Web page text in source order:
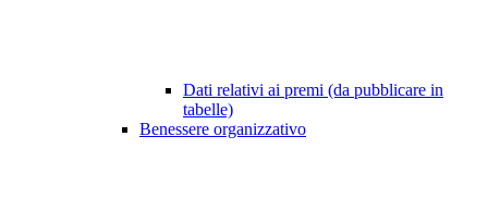
Dati relativi ai premi (da pubblicare in
tabelle)
Benessere organizzativo